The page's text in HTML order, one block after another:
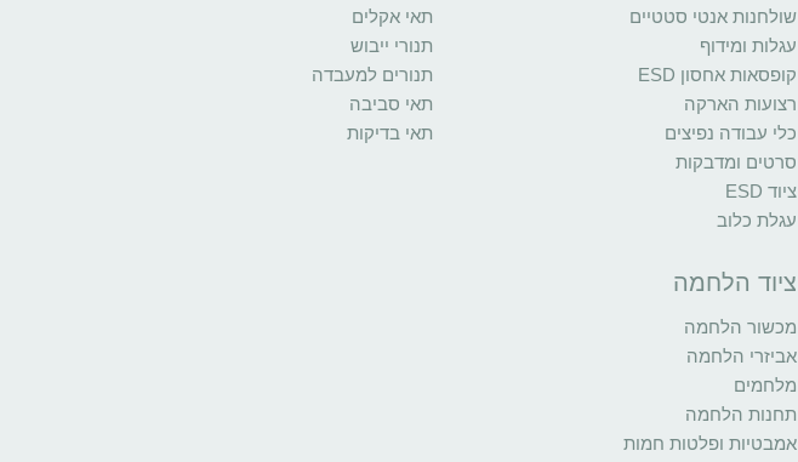
שולחנות אנטי סטטיים
עגלות ומידוף
קופסאות אחסון ESD
רצועות הארקה
כלי עבודה נפיצים
סרטים ומדבקות
ציוד ESD
עגלת כלוב
ציוד הלחמה
מכשור הלחמה
אביזרי הלחמה
מלחמים
תחנות הלחמה
אמבטיות ופלטות חמות
תאי אקלים
תנורי ייבוש
תנורים למעבדה
תאי סביבה
תאי בדיקות